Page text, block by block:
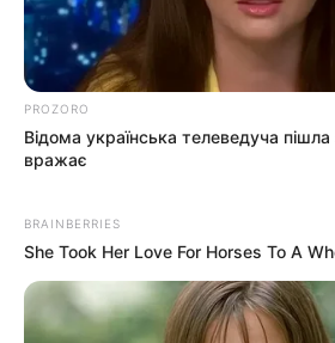
ГАРЯЧI ПОДІЇ
В Ужгороді
тротуар і частину
PROZORO
Відома українська телеведуча
вражає
BRAINBERRIES
She Took Her Love For Horses To A